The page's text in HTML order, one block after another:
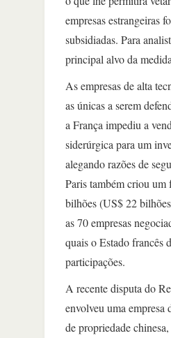
empresas estrangeiras
subsidiadas. Para
principal alvo da
As empresas de alta
as únicas a serem
a França impediu a
siderúrgica para um
alegando razões de
Paris também criou um
bilhões (US$ 22
as 70 empresas
quais o Estado francês
participações.
A recente disputa do
envolveu uma empresa
de propriedade